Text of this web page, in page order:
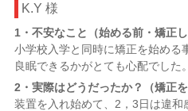
K.Y 様
1・不安なこと（始める前・矯正し
小学校入学と同時に矯正を始める
良眠できるかがとても心配でした。
2・実際はどうだったか？（矯正
装置を入れ始めて、2，3日は違